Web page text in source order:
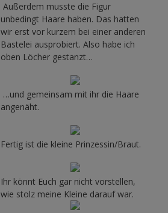
Außerdem musste die Figur
unbedingt Haare haben. Das hatten
wir erst vor kurzem bei einer anderen
Bastelei ausprobiert. Also habe ich
oben Löcher gestanzt…
…und gemeinsam mit ihr die Haare
angenäht.
Fertig ist die kleine Prinzessin/Braut.
Ihr könnt Euch gar nicht vorstellen,
wie stolz meine Kleine darauf war.